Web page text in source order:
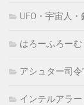
UFO・宇宙人
はろーふろー
アシュター司
インテルアラー